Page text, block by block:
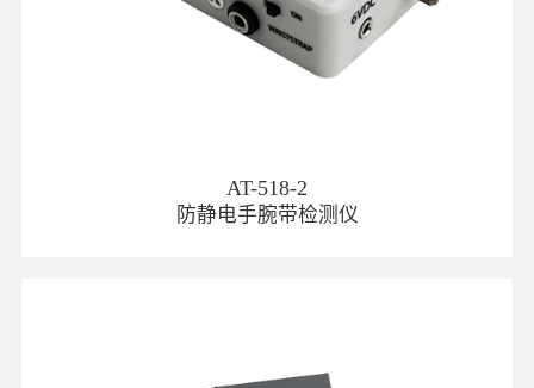
AT-518-2
防静电手腕带检测仪